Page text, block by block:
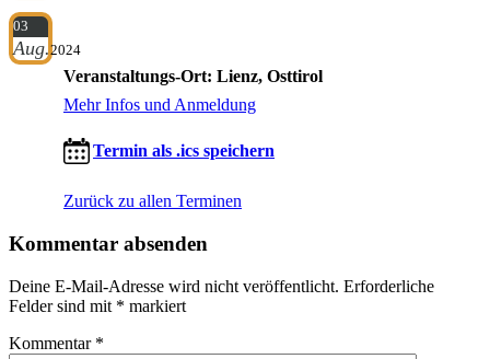
03
Aug.2024
Veranstaltungs-Ort: Lienz, Osttirol
Mehr Infos und Anmeldung
Termin als .ics speichern
Zurück zu allen Terminen
Kommentar absenden
Deine E-Mail-Adresse wird nicht veröffentlicht. Erforderliche
Felder sind mit * markiert
Kommentar *